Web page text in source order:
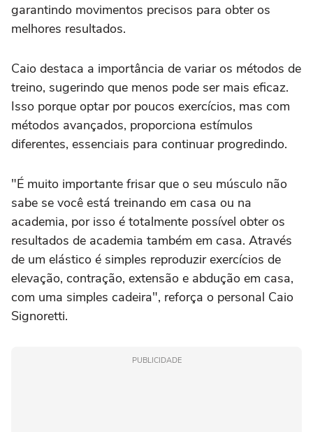
garantindo movimentos precisos para obter os
melhores resultados.
Caio destaca a importância de variar os métodos de
treino, sugerindo que menos pode ser mais eficaz.
Isso porque optar por poucos exercícios, mas com
métodos avançados, proporciona estímulos
diferentes, essenciais para continuar progredindo.
"É muito importante frisar que o seu músculo não
sabe se você está treinando em casa ou na
academia, por isso é totalmente possível obter os
resultados de academia também em casa. Através
de um elástico é simples reproduzir exercícios de
elevação, contração, extensão e abdução em casa,
com uma simples cadeira", reforça o personal Caio
Signoretti.
PUBLICIDADE